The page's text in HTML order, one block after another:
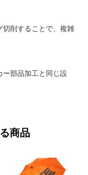
切削することで、複雑
ー部品加工と同じ設
商品